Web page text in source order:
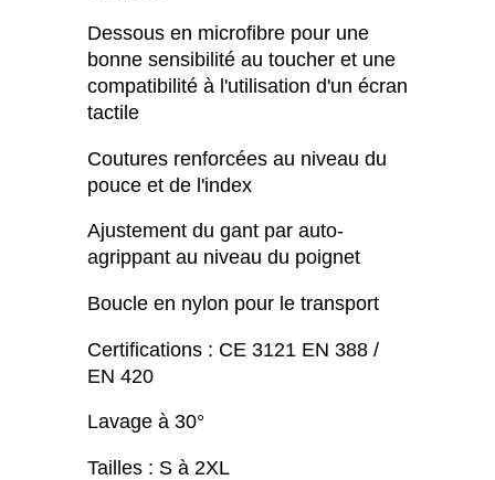
Dessous en microfibre pour une
bonne sensibilité au toucher et une
compatibilité à l'utilisation d'un écran
tactile
Coutures renforcées au niveau du
pouce et de l'index
Ajustement du gant par auto-
agrippant au niveau du poignet
Boucle en nylon pour le transport
Certifications : CE 3121 EN 388 /
EN 420
Lavage à 30°
Tailles : S à 2XL